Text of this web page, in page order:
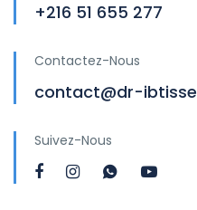
+216 51 655 277
Contactez-Nous
contact@dr-
Suivez-Nous